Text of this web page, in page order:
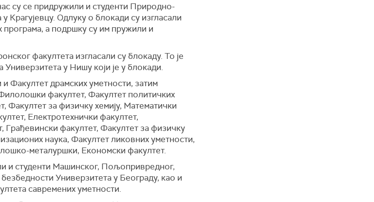
су се придружили и студенти Природно-
Крагујевцу. Одлуку о блокади су изгласали
програма, а подршку су им пружили и
факултета изгласали су блокаду. То је
Универзитета у Нишу који је у блокади.
Факултет драмских уметности, затим
факултет, Факултет политичких
Факултет за физичку хемију, Математички
Електротехнички факултет,
Грађевински факултет, Факултет за физичку
наука, Факултет ликовних уметности,
металуршки, Економски факултет.
и студенти Машинског, Пољопривредног,
Универзитета у Београду, као и
савремених уметности.